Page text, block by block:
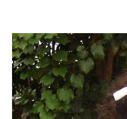
família das crassuláceas - Folha-santa.
palmeira açaí. Folha-santa (
crassuláceas. Sua reprodução é bem
algum galho podem nascer várias
tempo transforma-se em uma moita.